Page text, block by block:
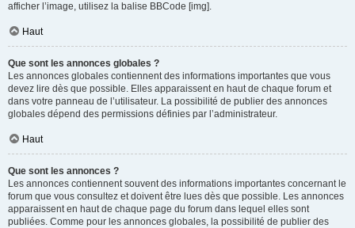
afficher l’image, utilisez la balise BBCode [img].
Haut
Que sont les annonces globales ?
Les annonces globales contiennent des informations importantes que vous
devez lire dès que possible. Elles apparaissent en haut de chaque forum et
dans votre panneau de l’utilisateur. La possibilité de publier des annonces
globales dépend des permissions définies par l’administrateur.
Haut
Que sont les annonces ?
Les annonces contiennent souvent des informations importantes concernant le
forum que vous consultez et doivent être lues dès que possible. Les annonces
apparaissent en haut de chaque page du forum dans lequel elles sont
publiées. Comme pour les annonces globales, la possibilité de publier des